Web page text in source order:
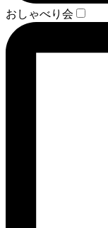
おしゃべり会